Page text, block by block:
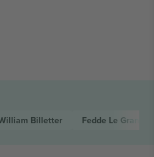
Billetter Fedde Le Grand